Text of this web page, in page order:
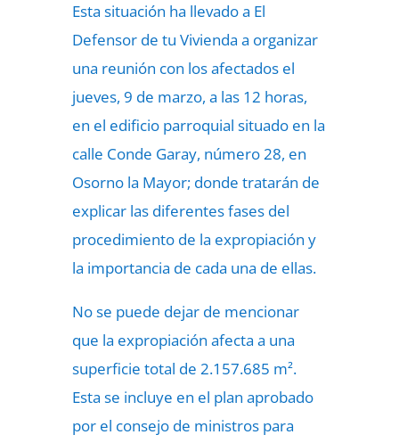
Esta situación ha llevado a El
Defensor de tu Vivienda a organizar
una reunión con los afectados el
jueves, 9 de marzo, a las 12 horas,
en el edificio parroquial situado en la
calle Conde Garay, número 28, en
Osorno la Mayor; donde tratarán de
explicar las diferentes fases del
procedimiento de la expropiación y
la importancia de cada una de ellas.
No se puede dejar de mencionar
que la expropiación afecta a una
superficie total de 2.157.685 m².
Esta se incluye en el plan aprobado
por el consejo de ministros para